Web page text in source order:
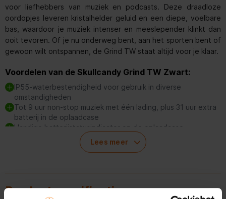
voor liefhebbers van muziek en podcasts. Deze draadloze
oordopjes leveren kristalhelder geluid en een diepe, voelbare
bas, waardoor je muziek intenser en meeslepender klinkt dan
ooit tevoren. Of je nu onderweg bent, aan het sporten bent of
gewoon wilt ontspannen, de Grind TW staat altijd voor je klaar.
Voordelen van de Skullcandy Grind TW Zwart:
IP55-waterbestendigheid voor gebruik in diverse
omstandigheden
Tot 9 uur non-stop muziek met één lading, plus 31 uur extra
batterij in de oplaadcase
Handige batterijstatusindicator op de oplaadcase
Skull-iQ Smart Feature-technologie voor handsfree
bediening en aanpassing via de Skull-iQ-app
Lees meer
Productspecificaties